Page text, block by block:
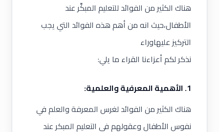
هناك الكثير من الفوائد للتعليم المبكِّر عند
الأطفال،حيث انه من أهم هذه الفوائد التي يجب
التركيز عليهاوراء
نذكر لكم أعزاءنا القراء ما يلي:
1. الأهمية المعرفية والعلمية:
هناك الكثير من الفوائد لغرس المعرفة والعلم في
نفوس الأطفال وعقولهم في التعليم المبكر عند